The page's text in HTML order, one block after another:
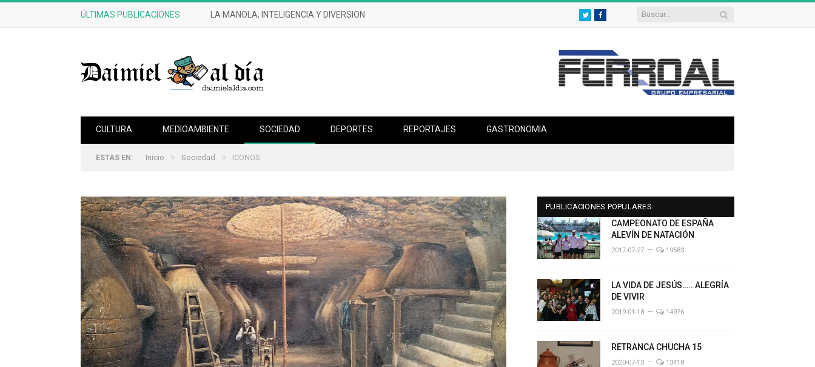
ÚLTIMAS PUBLICACIONES LA MANOLA, INTELIGENCIA Y DIVERSION TwitterFacebook
CULTURA MEDIOAMBIENTE SOCIEDAD DEPORTES REPORTAJES GASTRONOMIA
ESTAS EN: Inicio » Sociedad » ICONOS
PUBLICACIONES POPULARES
CAMPEONATO DE ESPAÑA
ALEVÍN DE NATACIÓN
2017-07-27 19583
LA VIDA DE JESÚS….. ALEGRÍA
DE VIVIR
2019-01-18 14976
RETRANCA CHUCHA 15
2020-07-13 13418